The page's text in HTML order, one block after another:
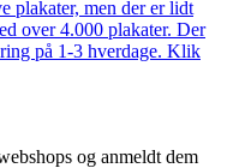
plakater, men der er lidt
over 4.000 plakater. Der
på 1-3 hverdage. Klik
og anmeldt dem